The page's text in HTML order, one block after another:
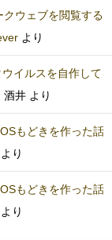
クウェブを閲覧する
より
イルスを自作して
酒井 より
もどきを作った話
より
もどきを作った話
より